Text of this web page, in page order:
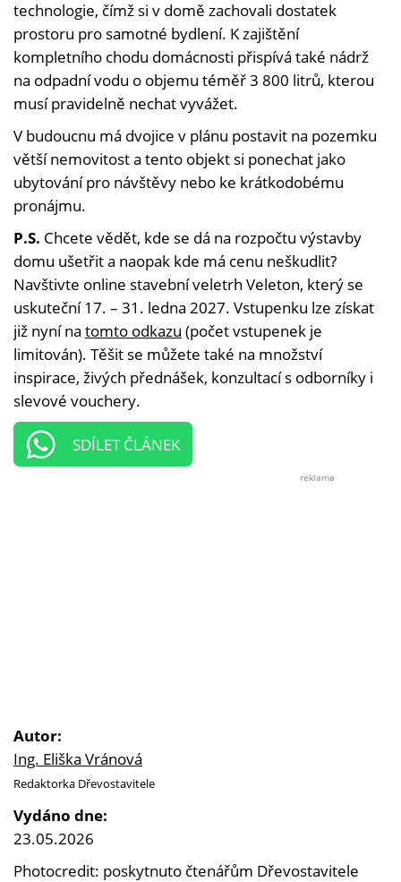
technologie, čímž si v domě zachovali dostatek
prostoru pro samotné bydlení. K zajištění
kompletního chodu domácnosti přispívá také nádrž
na odpadní vodu o objemu téměř 3 800 litrů, kterou
musí pravidelně nechat vyvážet.
V budoucnu má dvojice v plánu postavit na pozemku
větší nemovitost a tento objekt si ponechat jako
ubytování pro návštěvy nebo ke krátkodobému
pronájmu.
P.S. Chcete vědět, kde se dá na rozpočtu výstavby
domu ušetřit a naopak kde má cenu neškudlit?
Navštivte online stavební veletrh Veleton, který se
uskuteční 17. – 31. ledna 2027. Vstupenku lze získat
již nyní na tomto odkazu (počet vstupenek je
limitován). Těšit se můžete také na množství
inspirace, živých přednášek, konzultací s odborníky i
slevové vouchery.
SDÍLET ČLÁNEK
reklama
Autor:
Ing. Eliška Vránová
Redaktorka Dřevostavitele
Vydáno dne:
23.05.2026
Photocredit: poskytnuto čtenářům Dřevostavitele